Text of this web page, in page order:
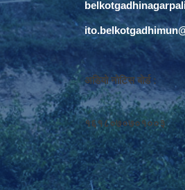
अडियो नोटिस बोर्ड :
१६१८०७०७०१००३